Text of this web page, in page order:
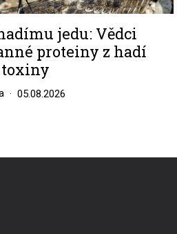
jedu: Vědci
proteiny z hadí
05.08.2026